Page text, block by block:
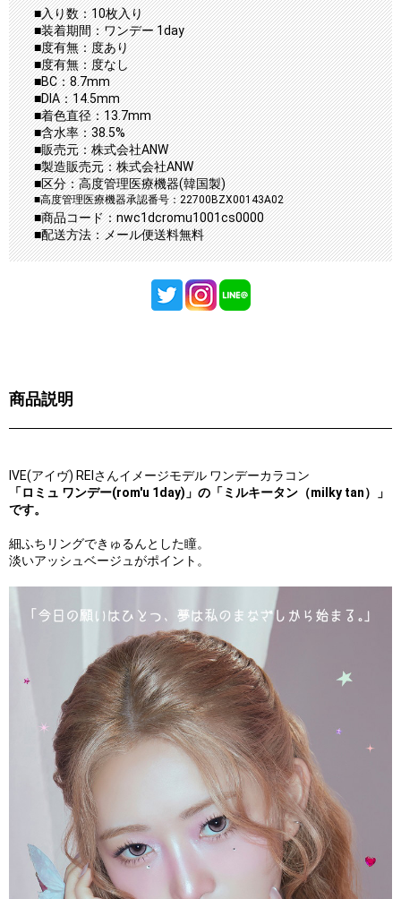
■入り数：10枚入り
■装着期間：ワンデー 1day
■度有無：度あり
■度有無：度なし
■BC：8.7mm
■DIA：14.5mm
■着色直径：13.7mm
■含水率：38.5%
■販売元：株式会社ANW
■製造販売元：株式会社ANW
■区分：高度管理医療機器(韓国製)
■高度管理医療機器承認番号：22700BZX00143A02
■商品コード：nwc1dcromu1001cs0000
■配送方法：メール便送料無料
商品説明
IVE(アイヴ) REIさんイメージモデル ワンデーカラコン
「ロミュ ワンデー(rom'u 1day)」の「ミルキータン（milky tan）」
です。
細ふちリングできゅるんとした瞳。
淡いアッシュベージュがポイント。